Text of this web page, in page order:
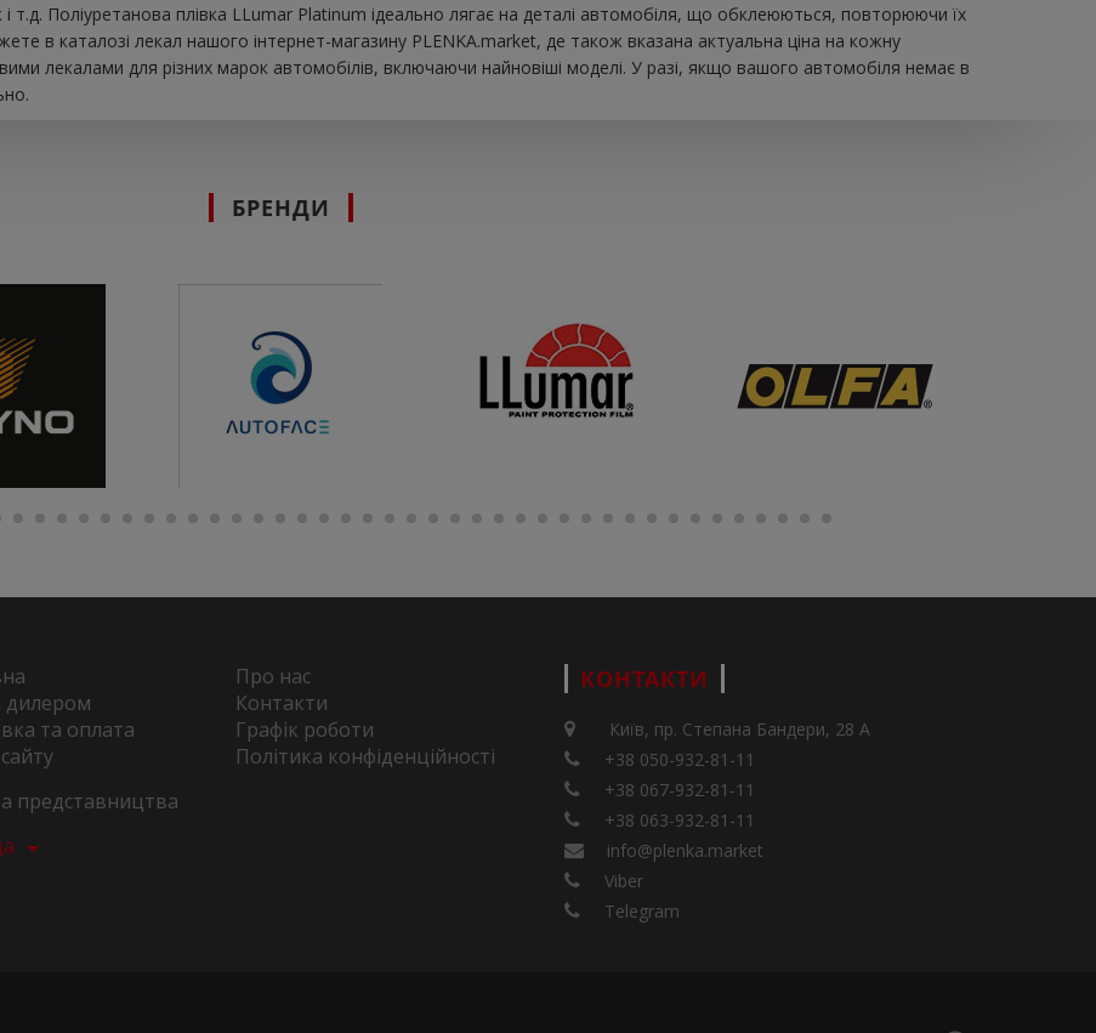
і т.д. Поліуретанова плівка LLumar Platinum ідеально лягає на деталі автомобіля, що обклеюються, повторюючи їх
в каталозі лекал нашого інтернет-магазину PLENKA.market, де також вказана актуальна ціна на кожну
лекалами для різних марок автомобілів, включаючи найновіші моделі. У разі, якщо вашого автомобіля немає в
БРЕНДИ
Про нас
дилером
Контакти
та оплата
Графік роботи
Політика конфіденційності
представництва
КОНТАКТИ
Київ, пр. Степана Бандери, 28 А
+38 050-932-81-11
+38 067-932-81-11
+38 063-932-81-11
info@plenka.market
Viber
Telegram